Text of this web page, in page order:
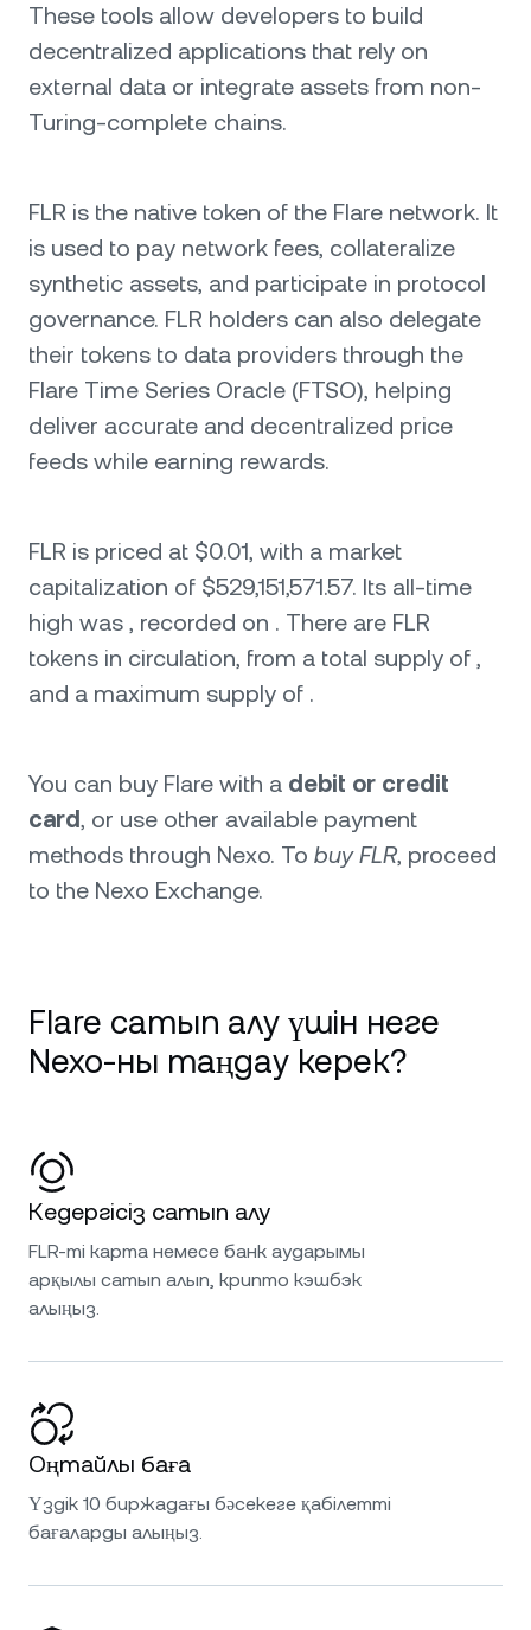
These tools allow developers to build
decentralized applications that rely on
external data or integrate assets from non-
Turing-complete chains.
FLR is the native token of the Flare network. It
is used to pay network fees, collateralize
synthetic assets, and participate in protocol
governance. FLR holders can also delegate
their tokens to data providers through the
Flare Time Series Oracle (FTSO), helping
deliver accurate and decentralized price
feeds while earning rewards.
FLR is priced at $0.01, with a market
capitalization of $529,151,571.57. Its all-time
high was , recorded on . There are FLR
tokens in circulation, from a total supply of ,
and a maximum supply of .
You can buy Flare with a debit or credit
card, or use other available payment
methods through Nexo. To buy FLR, proceed
to the Nexo Exchange.
Flare сатып алу үшін неге
Nexo-ны таңдау керек?
Кедергісіз сатып алу
FLR-ті карта немесе банк аударымы
арқылы сатып алып, крипто кэшбэк
алыңыз.
Оңтайлы баға
Үздік 10 биржадағы бәсекеге қабілетті
бағаларды алыңыз.